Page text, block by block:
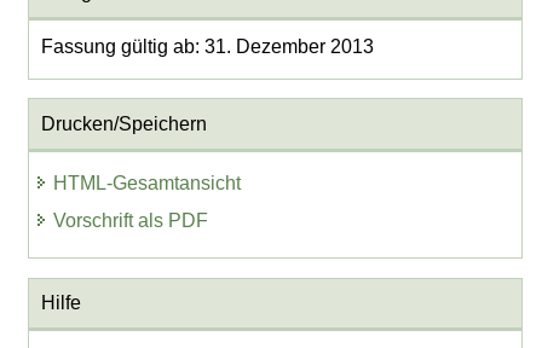
Fassung gültig ab: 31. Dezember 2013
Drucken/Speichern
HTML-Gesamtansicht
Vorschrift als PDF
Hilfe